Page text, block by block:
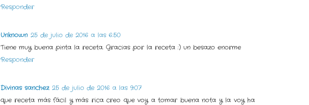
Responder
Unknown 25 de julio de 2016 a las 6:50
Tiene muy buena pinta la receta. Gracias por la receta :) un besazo enorme
Responder
Divinas sanchez 25 de julio de 2016 a las 9:07
que receta más fácil y más rica creo que voy a tomar buena nota y la voy ha